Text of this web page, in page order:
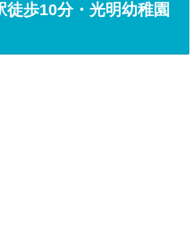
歩10分・光明幼稚園